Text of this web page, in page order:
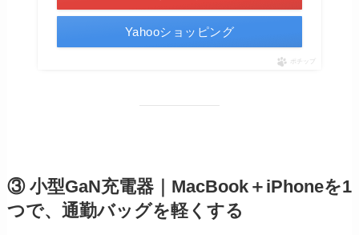
Yahooショッピング
ポチップ
③ 小型GaN充電器｜MacBook＋iPhoneを1
つで、通勤バッグを軽くする